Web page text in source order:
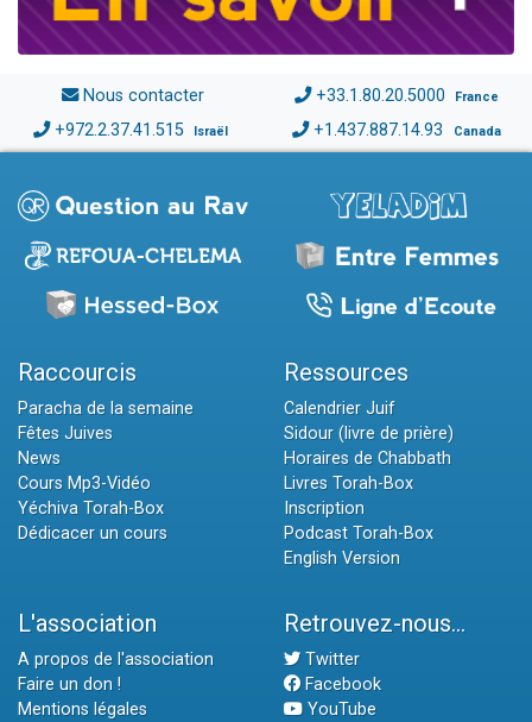
Nous contacter +33.1.80.20.5000 France
+972.2.37.41.515 Israël +1.437.887.14.93 Canada
Raccourcis
Paracha de la semaine
Fêtes Juives
News
Cours Mp3-Vidéo
Yéchiva Torah-Box
Dédicacer un cours
Ressources
Calendrier Juif
Sidour (livre de prière)
Horaires de Chabbath
Livres Torah-Box
Inscription
Podcast Torah-Box
English Version
L'association
A propos de l'association
Faire un don !
Mentions légales
Retrouvez-nous...
Twitter
Facebook
YouTube